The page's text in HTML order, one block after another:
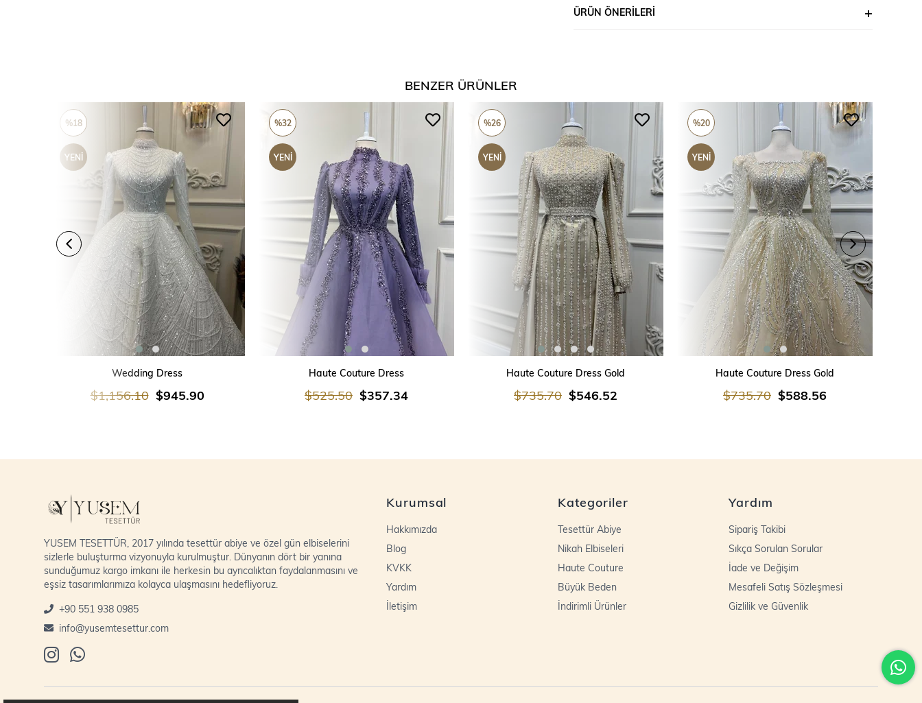
ÜRÜN ÖNERILERI
BENZER ÜRÜNLER
SEPETE EKLE
Wedding Dress
$945.90
$1,156.10
%18
YENI
SEPETE EKLE
Haute Couture Dress
$357.34
$525.50
%32
YENI
SEPETE EKLE
Haute Couture Dress Gold
$546.52
$735.70
%26
YENI
SEPETE EKLE
Haute Couture Dress Gold
$588.56
$735.70
%20
YENI
ÜRÜN
YUSEM TESETTÜR, 2017 yılında tesettür abiye ve özel gün elbiselerini
sizlerle buluşturma vizyonuyla kurulmuştur. Dünyanın dört bir yanına
sunduğumuz kargo imkanı ile herkesin bu ayrıcalıktan faydalanmasını ve
eşsiz tasarımlarımıza kolayca ulaşmasını hedefliyoruz.
+90 551 938 0985
info@yusemtesettur.com
Kurumsal
Hakkımızda
Blog
KVKK
Yardım
İletişim
Kategoriler
Tesettür Abiye
Nikah Elbiseleri
Haute Couture
Büyük Beden
İndirimli Ürünler
Yardım
Sipariş Takibi
Sıkça Sorulan Sorular
İade ve Değişim
Mesafeli Satış Sözleşmesi
Gizlilik ve Güvenlik